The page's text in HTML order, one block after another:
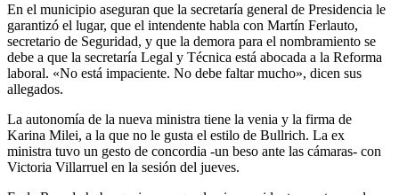
En el municipio aseguran que la secretaría general de Presidencia le
garantizó el lugar, que el intendente habla con Martín Ferlauto,
secretario de Seguridad, y que la demora para el nombramiento se
debe a que la secretaría Legal y Técnica está abocada a la Reforma
laboral. «No está impaciente. No debe faltar mucho», dicen sus
allegados.
La autonomía de la nueva ministra tiene la venia y la firma de
Karina Milei, a la que no le gusta el estilo de Bullrich. La ex
ministra tuvo un gesto de concordia -un beso ante las cámaras- con
Victoria Villarruel en la sesión del jueves.